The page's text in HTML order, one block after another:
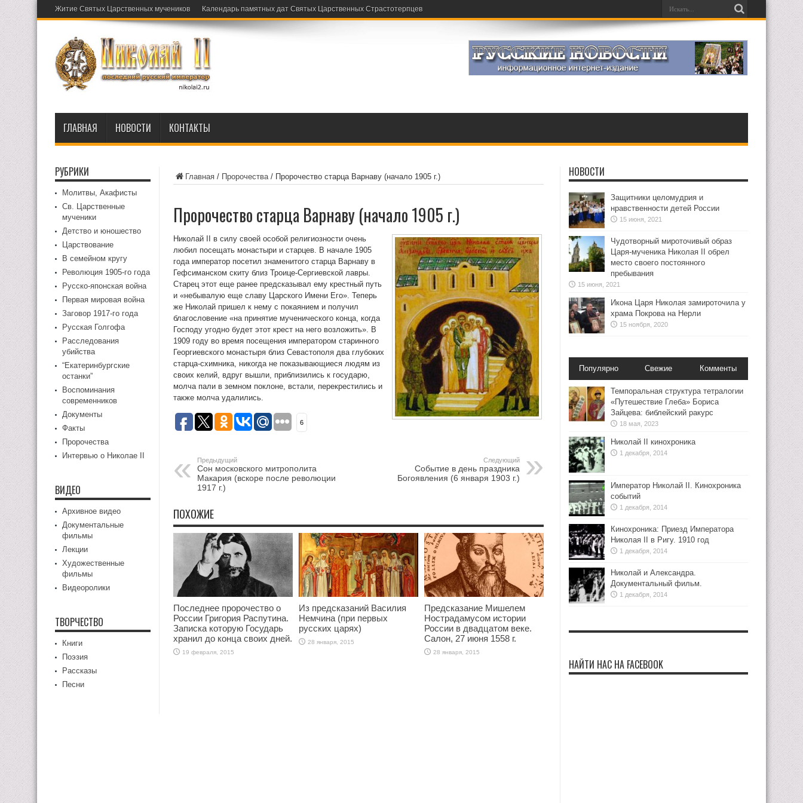
Житие Святых Царственных мучеников Календарь памятных дат Святых Царственных Страстотерпцев
ГЛАВНАЯ НОВОСТИ КОНТАКТЫ
Главная / Пророчества/ Пророчество старца Варнаву (начало 1905 г.)
Пророчество старца Варнаву (начало 1905 г.)
Николай II в силу своей особой религиозности очень
любил посещать монастыри и старцев. В начале 1905
года император посетил знаменитого старца Варнаву в
Гефсиманском скиту близ Троице-Сергиевской лавры.
Старец этот еще ранее предсказывал ему крестный путь
и «небывалую еще славу Царского Имени Его». Теперь
же Николай пришел к нему с покаянием и получил
благословение «на принятие мученического конца, когда
Господу угодно будет этот крест на него возложить». В
1909 году во время посещения императором старинного
Георгиевского монастыря близ Севастополя два глубоких
старца-схимника, никогда не показывающиеся людям из
своих келий, вдруг вышли, приблизились к государю,
молча пали в земном поклоне, встали, перекрестились и
также молча удалились.
6
Предыдущий
Сон московского митрополита
Макария (вскоре после революции
1917 г.)
Следующий
Событие в день праздника
Богоявления (6 января 1903 г.)
ПОХОЖИЕ
Последнее пророчество о
России Григория Распутина.
Записка которую Государь
хранил до конца своих дней.
19 февраля, 2015
Из предсказаний Василия
Немчина (при первых
русских царях)
28 января, 2015
Предсказание Мишелем
Нострадамусом истории
России в двадцатом веке.
Салон, 27 июня 1558 г.
28 января, 2015
РУБРИКИ
Молитвы, Акафисты
Св. Царственные
мученики
Детство и юношество
Царствование
В семейном кругу
Революция 1905-го года
Русско-японская война
Первая мировая война
Заговор 1917-го года
Русская Голгофа
Расследования
убийства
“Екатеринбургские
останки”
Воспоминания
современников
Документы
Факты
Пророчества
Интервью о Николае II
ВИДЕО
Архивное видео
Документальные
фильмы
Лекции
Художественные
фильмы
Видеоролики
ТВОРЧЕСТВО
Книги
Поэзия
Рассказы
Песни
НОВОСТИ
Защитники целомудрия и
нравственности детей России
15 июня, 2021
Чудотворный мироточивый образ
Царя-мученика Николая II обрел
место своего постоянного
пребывания
15 июня, 2021
Икона Царя Николая замироточила у
храма Покрова на Нерли
15 ноября, 2020
Популярно Свежие Комменты
Темпоральная структура тетралогии
«Путешествие Глеба» Бориса
Зайцева: библейский ракурс
18 мая, 2023
Николай II кинохроника
1 декабря, 2014
Император Николай II. Кинохроника
событий
1 декабря, 2014
Кинохроника: Приезд Императора
Николая II в Ригу. 1910 год
1 декабря, 2014
Николай и Александра.
Документальный фильм.
1 декабря, 2014
НАЙТИ НАС НА FACEBOOK